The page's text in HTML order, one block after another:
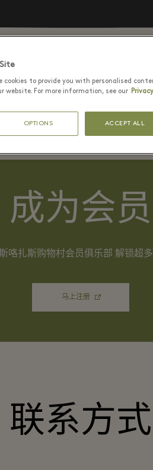
成为会员
咯扎斯购物村会员俱乐部 解锁超多
马上注册
联系方式
cookies to provide you with personalised
website. For more information, see our
OPTIONS ACCEPT ALL